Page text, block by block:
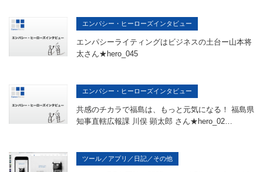
エンパシー・ヒーローズインタビュー
エンパシーライティングはビジネスの土台ー山本将
太さん★hero_045
エンパシー・ヒーローズインタビュー
共感のチカラで福島は、もっと元気になる！ 福島県
知事直轄広報課 川俣 顕太郎 さん★hero_02…
ツール／アプリ／日記／その他